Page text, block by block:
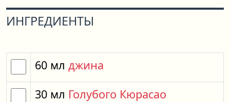
ИНГРЕДИЕНТЫ
60 мл джина
30 мл Голубого Кюрасао